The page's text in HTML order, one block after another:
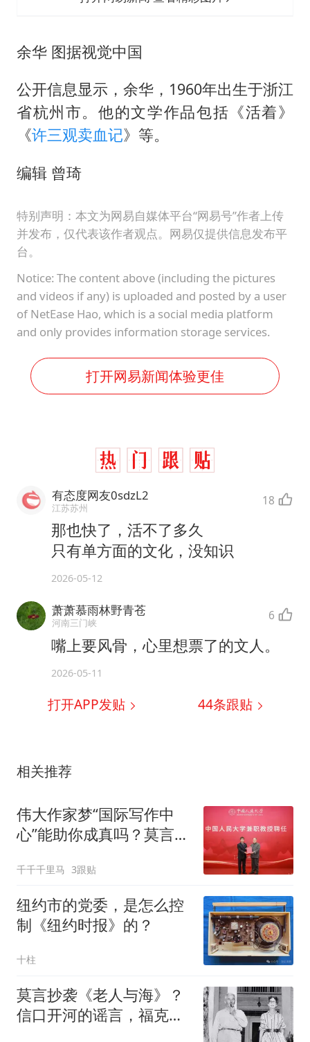
余华 图据视觉中国
公开信息显示，余华，1960年出生于浙江
省杭州市。他的文学作品包括《活着》
《许三观卖血记》等。
编辑 曾琦
特别声明：本文为网易自媒体平台“网易号”作者上传
并发布，仅代表该作者观点。网易仅提供信息发布平
台。
Notice: The content above (including the pictures
and videos if any) is uploaded and posted by a user
of NetEase Hao, which is a social media platform
and only provides information storage services.
打开网易新闻体验更佳
有态度网友0sdzL2
江苏苏州 18
那也快了，活不了多久
只有单方面的文化，没知识
2026-05-12
萧萧慕雨林野青苍
河南三门峡 6
嘴上要风骨，心里想票了的文人。
2026-05-11
打开APP发贴 44条跟贴
相关推荐
伟大作家梦“国际写作中
心”能助你成真吗？莫言刘
千千千里马 3跟贴
纽约市的党委，是怎么控
制《纽约时报》的？
十柱
莫言抄袭《老人与海》？
信口开河的谣言，福克纳